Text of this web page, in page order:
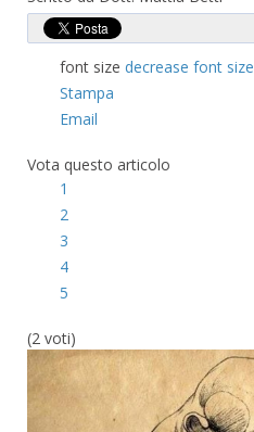
font size decrease font size
Stampa
Email
Vota questo articolo
1
2
3
4
5
(2 voti)